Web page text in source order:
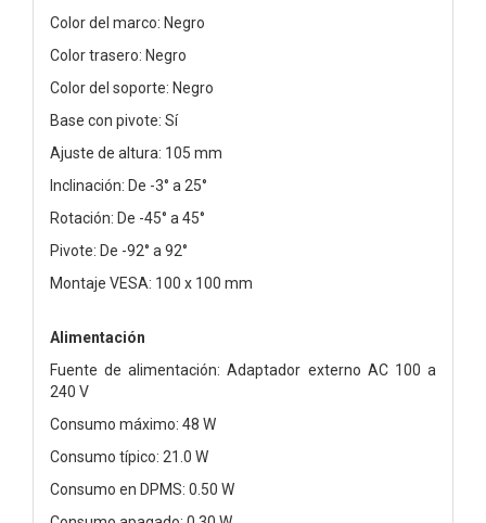
Color del marco: Negro
Color trasero: Negro
Color del soporte: Negro
Base con pivote: Sí
Ajuste de altura: 105 mm
Inclinación: De -3° a 25°
Rotación: De -45° a 45°
Pivote: De -92° a 92°
Montaje VESA: 100 x 100 mm
Alimentación
Fuente de alimentación: Adaptador externo AC 100 a
240 V
Consumo máximo: 48 W
Consumo típico: 21.0 W
Consumo en DPMS: 0.50 W